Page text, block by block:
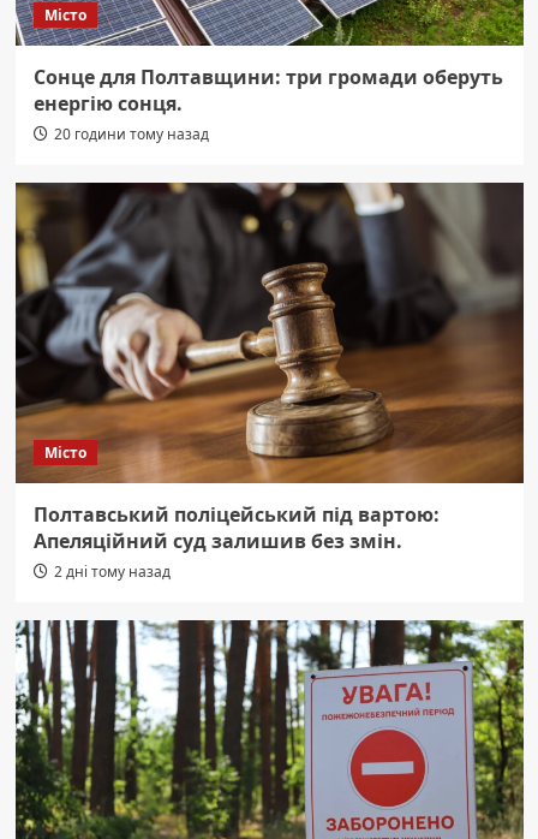
Місто
Сонце для Полтавщини: три громади оберуть
енергію сонця.
20 години тому назад
Місто
Полтавський поліцейський під вартою:
Апеляційний суд залишив без змін.
2 дні тому назад